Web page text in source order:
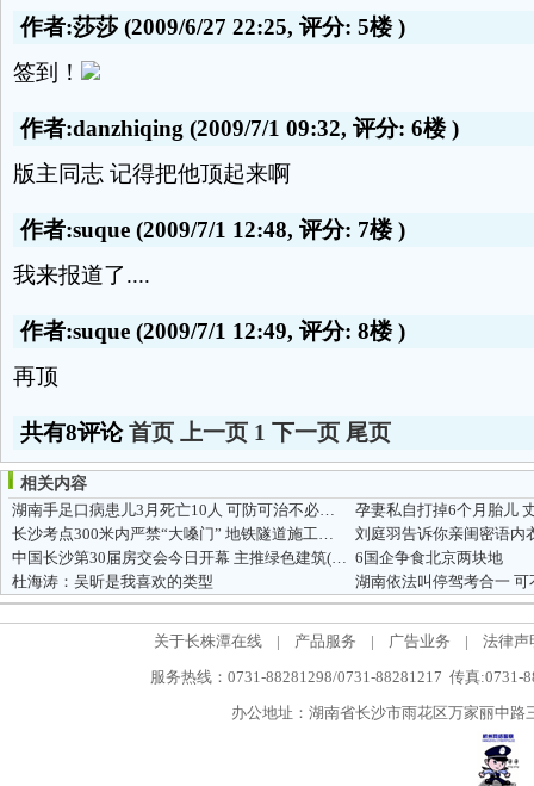
作者:莎莎 (2009/6/27 22:25, 评分: 5楼)
签到！
作者:danzhiqing (2009/7/1 09:32, 评分: 6楼)
版主同志 记得把他顶起来啊
作者:suque (2009/7/1 12:48, 评分: 7楼)
我来报道了....
作者:suque (2009/7/1 12:49, 评分: 8楼)
再顶
共有8评论首页 上一页 1 下一页 尾页
相关内容
湖南手足口病患儿3月死亡10人 可防可治不必恐慌
孕妻私自打掉6个月胎儿
长沙考点300米内严禁“大嗓门” 地铁隧道施工将静音
中国长沙第30届房交会今日开幕 主推绿色建筑(图) 6国企争食北京两块地
杜海涛：吴昕是我喜欢的类型
湖南依法叫停驾考合一
关于长株潭在线 | 产品服务 | 广告业务 |
法律声
服务热线：0731-88281298/0731-88281217 传真:0731-
办公地址：湖南省长沙市雨花区万家丽中